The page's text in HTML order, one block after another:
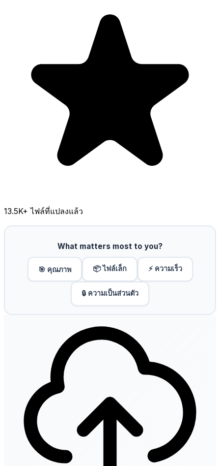
13.5K+ ไฟล์ที่แปลงแล้ว
What matters most to you?
🎯 คุณภาพ 📦 ไฟล์เล็ก ⚡ ความเร็ว
🔒 ความเป็นส่วนตัว